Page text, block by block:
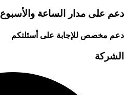
دعم على مدار الساعة والأسبوع
دعم مخصص للإجابة على أسئلتكم
الشركة